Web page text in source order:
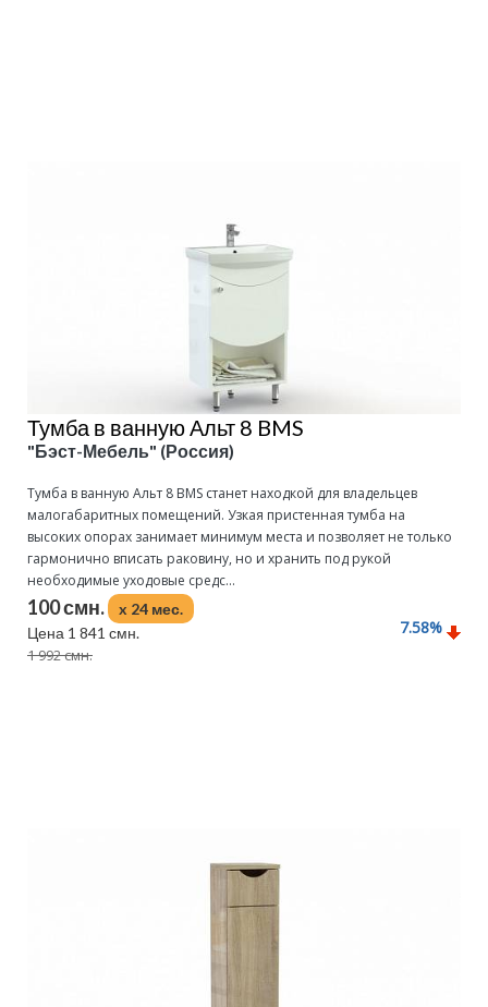
Тумба в ванную Альт 8 BMS
"Бэст-Мебель" (Россия)
Тумба в ванную Альт 8 BMS станет находкой для владельцев
малогабаритных помещений. Узкая пристенная тумба на
высоких опорах занимает минимум места и позволяет не только
гармонично вписать раковину, но и хранить под рукой
необходимые уходовые средс...
100 смн.
x 24 мес.
Цена 1 841 смн.
1 992 смн.
7.58%